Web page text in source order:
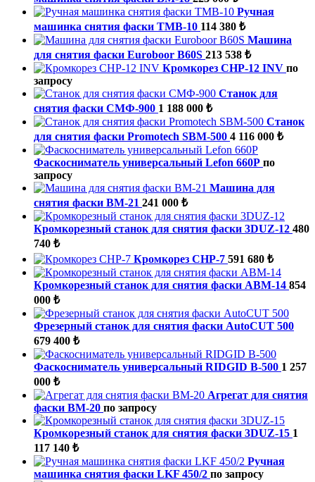
Ручная
машинка снятия фаски ТМВ-10 114 380 ₺
Машина
для снятия фаски Euroboor B60S 213 538 ₺
Кромкорез СНР-12 INV по
запросу
Станок для
снятия фаски СМФ-900 1 188 000 ₺
Станок
для снятия фаски Promotech SBM-500 4 116 000 ₺
Фаскосниматель универсальный Lefon 660P по
запросу
Машина для
снятия фаски ВМ-21 241 000 ₺
Кромкорезный станок для снятия фаски 3DUZ-12 480
740 ₺
Кромкорез CHP-7 591 680 ₺
Кромкорезный станок для снятия фаски ABM-14 854
000 ₺
Фрезерный станок для снятия фаски AutoCUT 500
679 400 ₺
Фаскосниматель универсальный RIDGID В-500 1 257
000 ₺
Агрегат для снятия
фаски ВМ-20 по запросу
Кромкорезный станок для снятия фаски 3DUZ-15 1
117 140 ₺
Ручная
машинка снятия фаски LKF 450/2 по запросу